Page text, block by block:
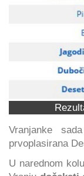
Vranjanke
prvoplasirana
U narednom